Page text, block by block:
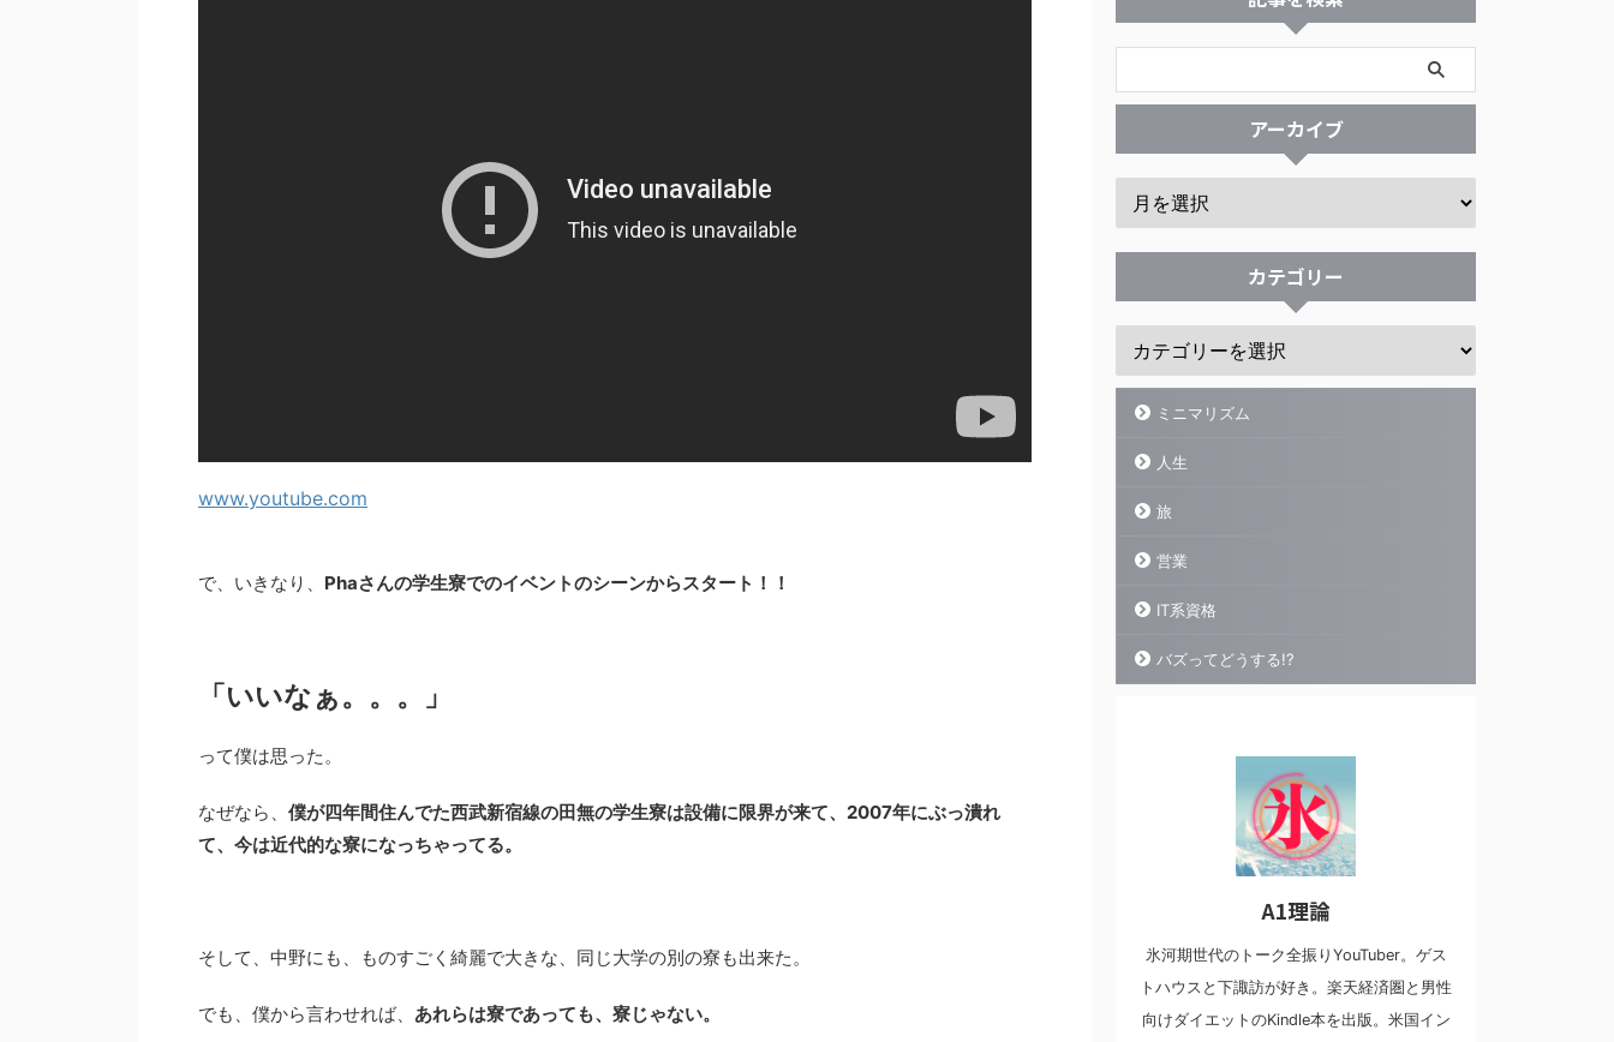
www.youtube.com
で、いきなり、 Phaさんの学生寮でのイベントのシーンからスタート！！
「いいなぁ。。。」
って僕は思った。
なぜなら、 僕が四年間住んでた西武新宿線の田無の学生寮は設備に限界が来て、2007年にぶっ潰れ
て、今は近代的な寮になっちゃってる。
そして、中野にも、ものすごく綺麗で大きな、同じ大学の別の寮も出来た。
でも、僕から言わせれば、 あれらは寮であっても、寮じゃない。
アーカイブ
カテゴリー
ミニマリズム
人生
旅
営業
IT系資格
バズってどうする!?
A1理論
氷河期世代のトーク全振りYouTuber。ゲス
トハウスと下諏訪が好き。楽天経済圏と男性
向けダイエットのKindle本を出版。米国イン